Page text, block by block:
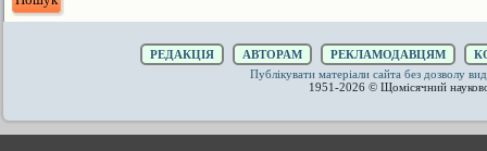
РЕДАКЦІЯ АВТОРАМ РЕКЛАМОДАВЦЯМ
Публікувати матеріали сайта без дозволу
1951-2026 © Щомісячний